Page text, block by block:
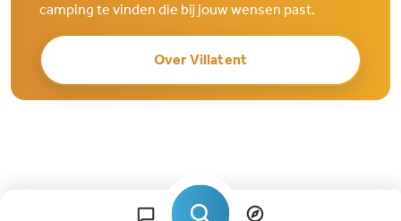
camping te vinden die bij jouw wensen past.
Over Villatent